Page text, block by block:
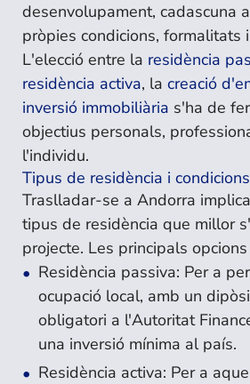
desenvolupament, cadascuna
pròpies condicions, formalitats
L'elecció entre la residència
residència activa, la creació
inversió immobiliària s'ha de
objectius personals,
l'individu.
Tipus de residència i condicions
Traslladar-se a Andorra
tipus de residència que millor
projecte. Les principals opcions
Residència passiva: Per a
ocupació local, amb un
obligatori a l'Autoritat
una inversió mínima al país.
Residència activa: Per a